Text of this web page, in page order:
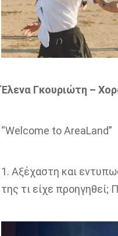
Έλενα Γκουριώτη –
“Welcome to AreaLand”
1. Αξέχαστη και
της τι είχε